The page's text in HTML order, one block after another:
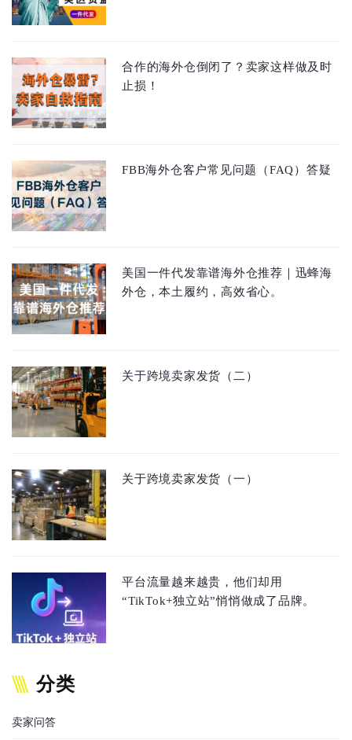
合作的海外仓倒闭了？卖家这样做及时
止损！
FBB海外仓客户常见问题（FAQ）答疑
美国一件代发靠谱海外仓推荐｜迅蜂海
外仓，本土履约，高效省心。
关于跨境卖家发货（二）
关于跨境卖家发货（一）
平台流量越来越贵，他们却用
“TikTok+独立站”悄悄做成了品牌。
分类
卖家问答